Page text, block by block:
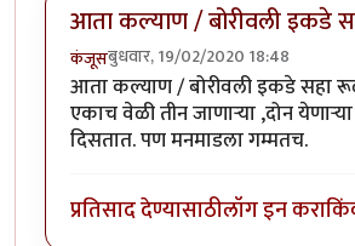
आता कल्याण / बोरीवली इकडे
कंजूसबुधवार, 19/02/2020 18:48
आता कल्याण / बोरीवली इकडे सहा
एकाच वेळी तीन जाणाऱ्या ,दोन
दिसतात. पण मनमाडला गम्मतच.
प्रतिसाद देण्यासाठीलॉग इन करा